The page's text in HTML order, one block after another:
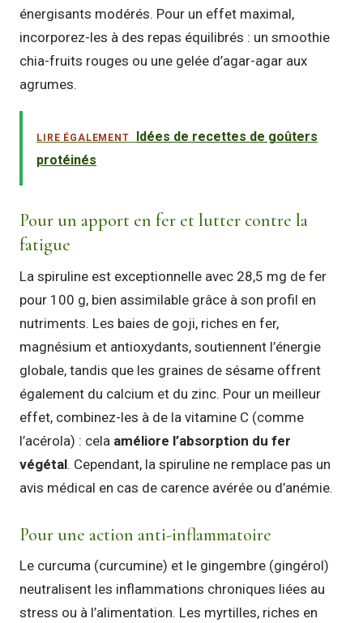
énergisants modérés. Pour un effet maximal,
incorporez-les à des repas équilibrés : un smoothie
chia-fruits rouges ou une gelée d’agar-agar aux
agrumes.
LIRE ÉGALEMENT
Idées de recettes de goûters
protéinés
Pour un apport en fer et lutter contre la
fatigue
La spiruline est exceptionnelle avec 28,5 mg de fer
pour 100 g, bien assimilable grâce à son profil en
nutriments. Les baies de goji, riches en fer,
magnésium et antioxydants, soutiennent l’énergie
globale, tandis que les graines de sésame offrent
également du calcium et du zinc. Pour un meilleur
effet, combinez-les à de la vitamine C (comme
l’acérola) : cela améliore l’absorption du fer
végétal. Cependant, la spiruline ne remplace pas un
avis médical en cas de carence avérée ou d’anémie.
Pour une action anti-inflammatoire
Le curcuma (curcumine) et le gingembre (gingérol)
neutralisent les inflammations chroniques liées au
stress ou à l’alimentation. Les myrtilles, riches en